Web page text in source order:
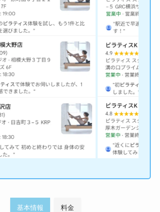
基本情報 料金